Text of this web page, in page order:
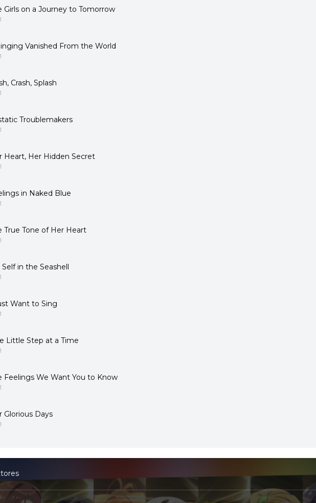
Girls on a Journey to Tomorrow
Vanished From the World
Crash, Splash
Troublemakers
Heart, Her Hidden Secret
in Naked Blue
True Tone of Her Heart
Self in the Seashell
Want to Sing
Little Step at a Time
Feelings We Want You to Know
Glorious Days